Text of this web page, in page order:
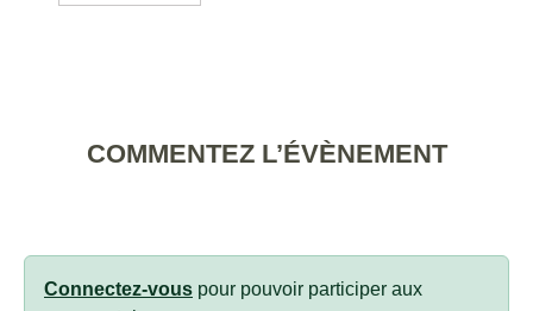
COMMENTEZ L’ÉVÈNEMENT
Connectez-vous pour pouvoir participer aux